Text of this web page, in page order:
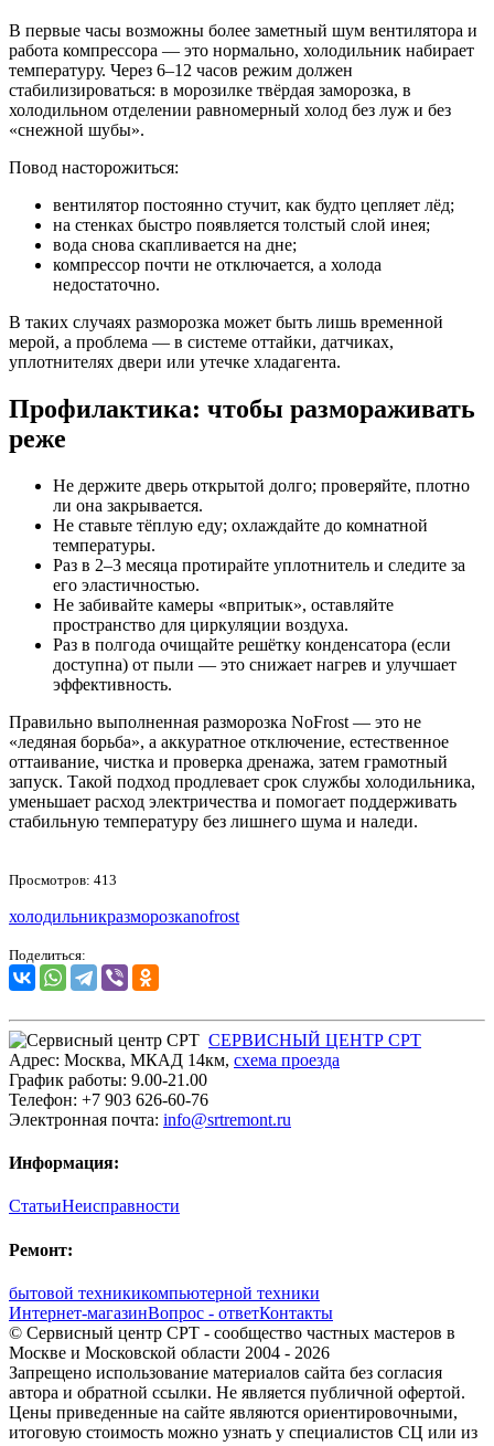
В первые часы возможны более заметный шум вентилятора и
работа компрессора — это нормально, холодильник набирает
температуру. Через 6–12 часов режим должен
стабилизироваться: в морозилке твёрдая заморозка, в
холодильном отделении равномерный холод без луж и без
«снежной шубы».
Повод насторожиться:
вентилятор постоянно стучит, как будто цепляет лёд;
на стенках быстро появляется толстый слой инея;
вода снова скапливается на дне;
компрессор почти не отключается, а холода
недостаточно.
В таких случаях разморозка может быть лишь временной
мерой, а проблема — в системе оттайки, датчиках,
уплотнителях двери или утечке хладагента.
Профилактика: чтобы размораживать
реже
Не держите дверь открытой долго; проверяйте, плотно
ли она закрывается.
Не ставьте тёплую еду; охлаждайте до комнатной
температуры.
Раз в 2–3 месяца протирайте уплотнитель и следите за
его эластичностью.
Не забивайте камеры «впритык», оставляйте
пространство для циркуляции воздуха.
Раз в полгода очищайте решётку конденсатора (если
доступна) от пыли — это снижает нагрев и улучшает
эффективность.
Правильно выполненная разморозка NoFrost — это не
«ледяная борьба», а аккуратное отключение, естественное
оттаивание, чистка и проверка дренажа, затем грамотный
запуск. Такой подход продлевает срок службы холодильника,
уменьшает расход электричества и помогает поддерживать
стабильную температуру без лишнего шума и наледи.
Просмотров: 413
холодильникразморозкаnofrost
Поделиться:
СЕРВИСНЫЙ ЦЕНТР СРТ
Адрес: Москва, МКАД 14км, cхема проезда
График работы: 9.00-21.00
Телефон: +7 903 626-60-76
Электронная почта: info@srtremont.ru
Информация:
СтатьиНеисправности
Ремонт:
бытовой техникикомпьютерной техники
Интернет-магазинВопрос - ответКонтакты
© Сервисный центр СРТ - сообщество частных мастеров в
Москве и Московской области 2004 - 2026
Запрещено использование материалов сайта без согласия
автора и обратной ссылки. Не является публичной офертой.
Цены приведенные на сайте являются ориентировочными,
итоговую стоимость можно узнать у специалистов СЦ или из